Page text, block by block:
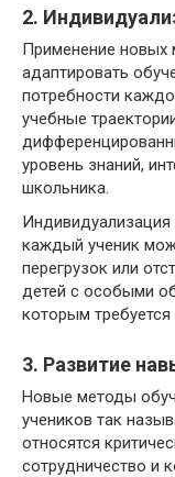
2.
Применение новых
адаптировать
потребности
учебные
уровень знаний,
школьника.
Индивидуализация
каждый ученик
перегрузок или
детей с особыми
которым
3. Развитие
Новые методы
учеников так
относятся
сотрудничество и